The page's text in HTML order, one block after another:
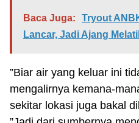
Baca Juga:
Tryout
Lancar, Jadi Ajang
”Biar air yang keluar ini
mengalirnya kemana-
sekitar lokasi juga bakal